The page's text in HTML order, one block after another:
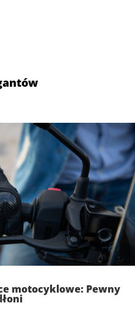
motocyklowe: Pewny